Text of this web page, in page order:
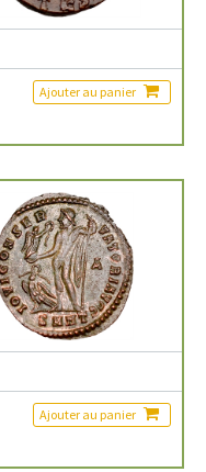
Ajouter au panier
Ajouter au panier